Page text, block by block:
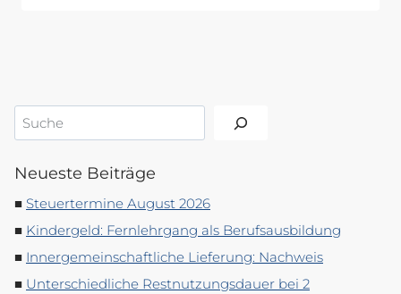
Suchen
Neueste Beiträge
Steuertermine August 2026
Kindergeld: Fernlehrgang als Berufsausbildung
Innergemeinschaftliche Lieferung: Nachweis
Unterschiedliche Restnutzungsdauer bei 2